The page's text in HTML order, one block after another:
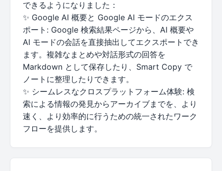
できるようになりました：
✨ Google AI 概要と Google AI モードのエクス
ポート: Google 検索結果ページから、AI 概要や
AI モードの会話を直接抽出してエクスポートでき
ます。複雑なまとめや対話形式の回答を
Markdown として保存したり、Smart Copy で
ノートに整理したりできます。
✨ シームレスなクロスプラットフォーム体験: 検
索による情報の発見からアーカイブまでを、より
速く、より効率的に行うための統一されたワーク
フローを提供します。